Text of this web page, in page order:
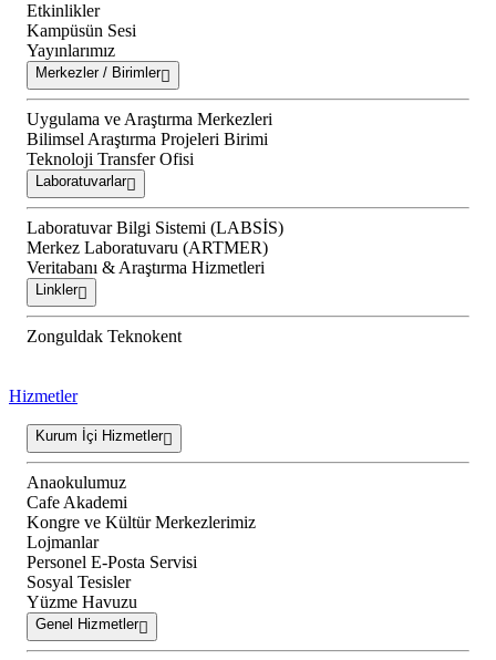
Etkinlikler
Kampüsün Sesi
Yayınlarımız
Merkezler / Birimler
Uygulama ve Araştırma Merkezleri
Bilimsel Araştırma Projeleri Birimi
Teknoloji Transfer Ofisi
Laboratuvarlar
Laboratuvar Bilgi Sistemi (LABSİS)
Merkez Laboratuvaru (ARTMER)
Veritabanı & Araştırma Hizmetleri
Linkler
Zonguldak Teknokent
Hizmetler
Kurum İçi Hizmetler
Anaokulumuz
Cafe Akademi
Kongre ve Kültür Merkezlerimiz
Lojmanlar
Personel E-Posta Servisi
Sosyal Tesisler
Yüzme Havuzu
Genel Hizmetler